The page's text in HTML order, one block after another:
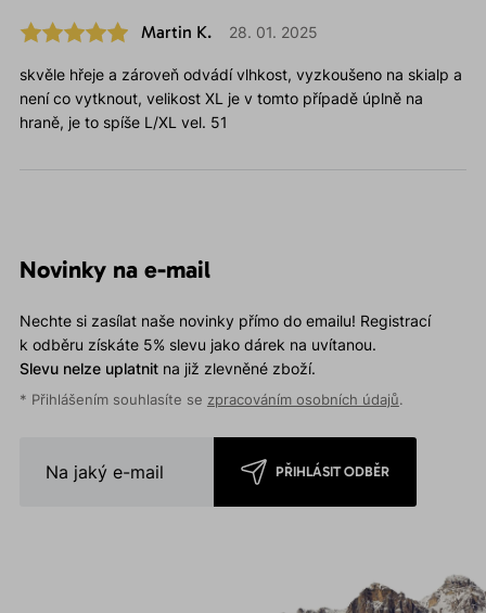
Martin K. 28. 01. 2025
skvěle hřeje a zároveň odvádí vlhkost, vyzkoušeno na skialp a
není co vytknout, velikost XL je v tomto případě úplně na
hraně, je to spíše L/XL vel. 51
Novinky na e-mail
Nechte si zasílat naše novinky přímo do emailu! Registrací
k odběru získáte 5% slevu jako dárek na uvítanou.
Slevu nelze uplatnitna již zlevněné zboží.
* Přihlášením souhlasíte se zpracováním osobních údajů.
PŘIHLÁSIT ODBĚR